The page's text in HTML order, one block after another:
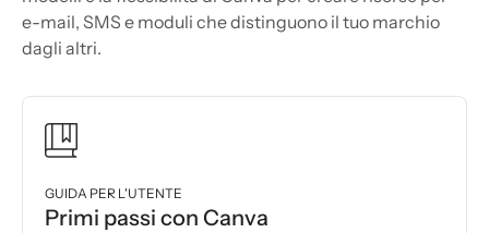
e-mail, SMS e moduli che distinguono il tuo marchio
dagli altri.
GUIDA PER L'UTENTE
Primi passi con Canva